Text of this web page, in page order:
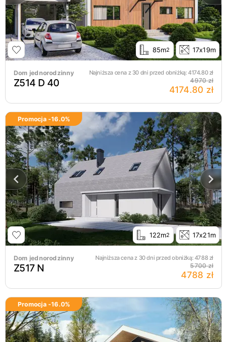
85m2 17x19m
Dom jednorodzinny Najniższa cena z 30 dni przed obniżką:4174.80zł
Z514 D 40 4970 zł
4174.80 zł
Promocja -16.0%
122m2 17x21m
Dom jednorodzinny Najniższa cena z 30 dni przed obniżką:4788zł
Z517 N 5700 zł
4788 zł
Promocja -16.0%